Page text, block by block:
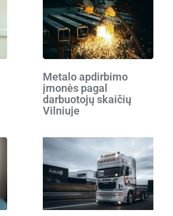
Metalo apdirbimo
įmonės pagal
darbuotojų skaičių
Vilniuje